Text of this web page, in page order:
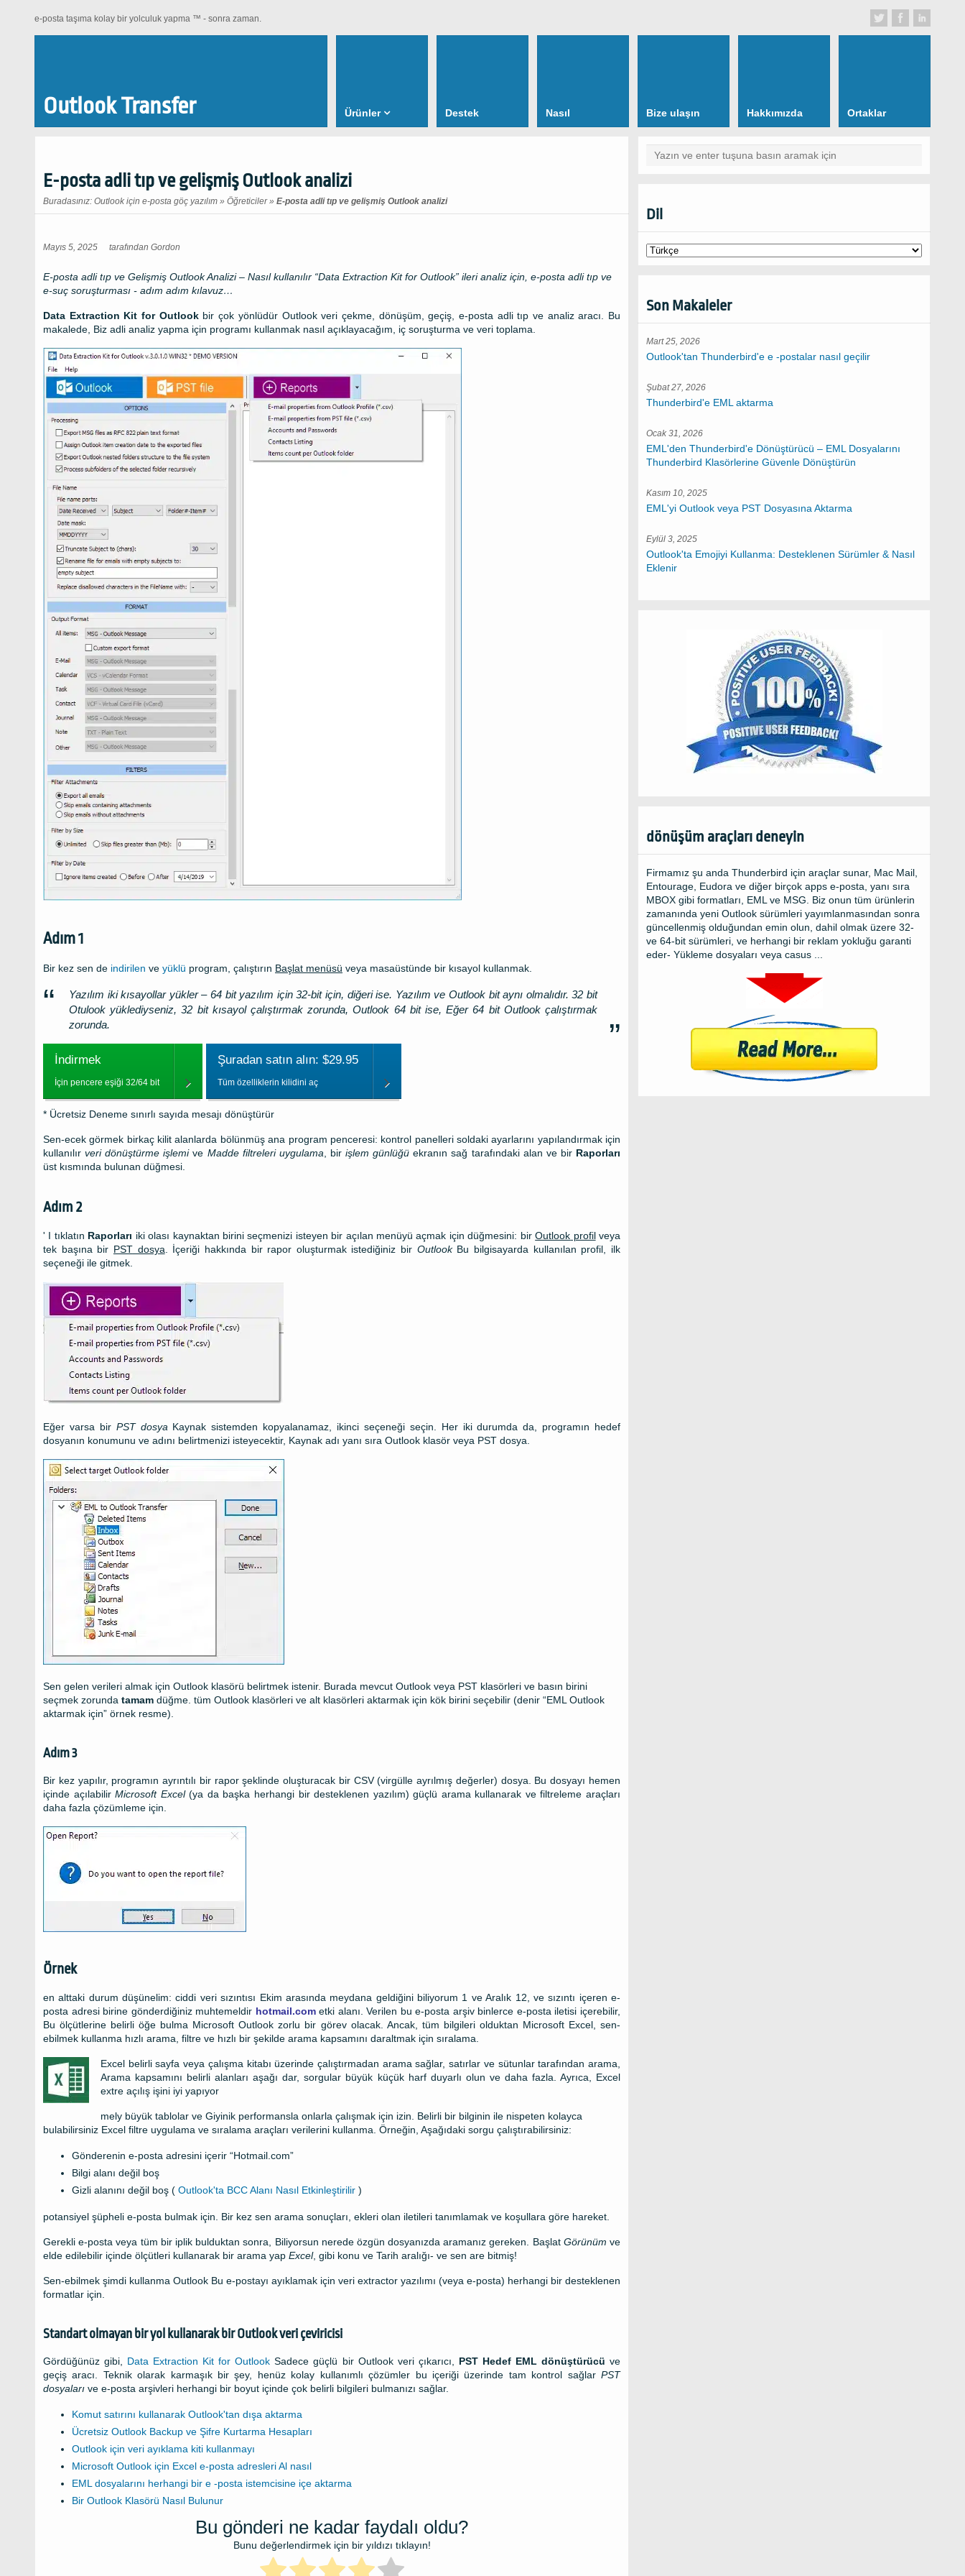
e-posta taşıma kolay bir yolculuk yapma ™ - sonra zaman.
Outlook Transfer Ürünler Destek Nasıl Bize ulaşın Hakkımızda Ortaklar
E-posta adli tıp ve gelişmiş Outlook analizi
Buradasınız: Outlook için e-posta göç yazılım » Öğreticiler» E-posta adli tıp ve gelişmiş Outlook analizi
Mayıs 5, 2025 tarafından Gordon
E-posta adli tıp ve Gelişmiş Outlook Analizi – Nasıl kullanılır “Data Extraction Kit for Outlook” ileri analiz için, e-posta adli tıp ve
e-suç soruşturması - adım adım kılavuz…
Data Extraction Kit for Outlookbir çok yönlüdür Outlookveri çekme, dönüşüm, geçiş, e-posta adli tıp ve analiz aracı. Bu
makalede, Biz adli analiz yapma için programı kullanmak nasıl açıklayacağım, iç soruşturma ve veri toplama.
Adım 1
Bir kez sen de indirilen ve yüklü program, çalıştırın Başlat menüsü veya masaüstünde bir kısayol kullanmak.
Yazılım iki kısayollar yükler – 64 bit yazılım için 32-bit için, diğeri ise. Yazılım ve Outlook bit aynı olmalıdır. 32 bit
Otulook yüklediyseniz, 32 bit kısayol çalıştırmak zorunda, Outlook 64 bit ise, Eğer 64 bit Outlook çalıştırmak
zorunda.
İndirmek
İçin pencere eşiği 32/64 bit
Şuradan satın alın: $29.95
Tüm özelliklerin kilidini aç
* Ücretsiz Deneme sınırlı sayıda mesajı dönüştürür
Sen-ecek görmek birkaç kilit alanlarda bölünmüş ana program penceresi: kontrol panelleri soldaki ayarlarını yapılandırmak için
kullanılırveri dönüştürme işlemive Madde filtreleri uygulama , birişlem günlüğü ekranın sağ tarafındaki alan ve bir Raporları
üst kısmında bulunan düğmesi.
Adım 2
' I tıklatın Raporları iki olası kaynaktan birini seçmenizi isteyen bir açılan menüyü açmak için düğmesini: birOutlook profilveya
tek başına bir PSTdosya . İçeriği hakkında bir rapor oluşturmak istediğiniz bir OutlookBu bilgisayarda kullanılan profil, ilk
seçeneği ile gitmek.
Eğer varsa bir PSTdosya Kaynak sistemden kopyalanamaz, ikinci seçeneği seçin. Her iki durumda da, programın hedef
dosyanın konumunu ve adını belirtmenizi isteyecektir, Kaynak adı yanı sıra Outlook klasör veya PST dosya.
Sen gelen verileri almak için Outlook klasörü belirtmek istenir. Burada mevcut Outlook veya PST klasörleri ve basın birini
seçmek zorunda tamam düğme. tüm Outlook klasörleri ve alt klasörleri aktarmak için kök birini seçebilir (denir “EML Outlook
aktarmak için” örnek resme).
Adım 3
Bir kez yapılır, programın ayrıntılı bir rapor şeklinde oluşturacak bir CSV(virgülle ayrılmış değerler) dosya. Bu dosyayı hemen
içinde açılabilirMicrosoft Excel(ya da başka herhangi bir desteklenen yazılım) güçlü arama kullanarak ve filtreleme araçları
daha fazla çözümleme için.
Örnek
en alttaki durum düşünelim: ciddi veri sızıntısı Ekim arasında meydana geldiğini biliyorum 1 ve Aralık 12, ve sızıntı içeren e-
posta adresi birine gönderdiğiniz muhtemeldir hotmail.cometki alanı. Verilen bu e-posta arşiv binlerce e-posta iletisi içerebilir,
Bu ölçütlerine belirli öğe bulma Microsoft Outlook zorlu bir görev olacak. Ancak, tüm bilgileri olduktan Microsoft Excel, sen-
ebilmek kullanma hızlı arama, filtre ve hızlı bir şekilde arama kapsamını daraltmak için sıralama.
Excel belirli sayfa veya çalışma kitabı üzerinde çalıştırmadan arama sağlar, satırlar ve sütunlar tarafından arama,
Arama kapsamını belirli alanları aşağı dar, sorgular büyük küçük harf duyarlı olun ve daha fazla. Ayrıca, Excel
extre açılış işini iyi yapıyor
mely büyük tablolar ve Giyinik performansla onlarla çalışmak için izin. Belirli bir bilginin ile nispeten kolayca
bulabilirsiniz Excel filtre uygulama ve sıralama araçları verilerini kullanma. Örneğin, Aşağıdaki sorgu çalıştırabilirsiniz:
Gönderenin e-posta adresini içerir “Hotmail.com”
Bilgi alanı değil boş
Gizli alanını değil boş ( Outlook'ta BCC Alanı Nasıl Etkinleştirilir )
potansiyel şüpheli e-posta bulmak için. Bir kez sen arama sonuçları, ekleri olan iletileri tanımlamak ve koşullara göre hareket.
Gerekli e-posta veya tüm bir iplik bulduktan sonra, Biliyorsun nerede özgün dosyanızda aramanız gereken. Başlat Görünüm ve
elde edilebilir içinde ölçütleri kullanarak bir arama yap Excel, gibi konu ve Tarih aralığı- ve sen are bitmiş!
Sen-ebilmek şimdi kullanma Outlook Bu e-postayı ayıklamak için veri extractor yazılımı (veya e-posta) herhangi bir desteklenen
formatlar için.
Standart olmayan bir yol kullanarak birOutlookveri çeviricisi
Gördüğünüz gibi, Data Extraction Kit for Outlook Sadece güçlü bir Outlookveri çıkarıcı, PSTHedef EML dönüştürücü ve
geçiş aracı. Teknik olarak karmaşık bir şey, henüz kolay kullanımlı çözümler bu içeriği üzerinde tam kontrol sağlar PST
dosyaları ve e-posta arşivleri herhangi bir boyut içinde çok belirli bilgileri bulmanızı sağlar.
Komut satırını kullanarak Outlook'tan dışa aktarma
Ücretsiz Outlook Backup ve Şifre Kurtarma Hesapları
Outlook için veri ayıklama kiti kullanmayı
Microsoft Outlook için Excel e-posta adresleri Al nasıl
EML dosyalarını herhangi bir e -posta istemcisine içe aktarma
Bir Outlook Klasörü Nasıl Bulunur
Bu gönderi ne kadar faydalı oldu?
Bunu değerlendirmek için bir yıldızı tıklayın!
Dil
Son Makaleler
Mart 25, 2026
Outlook'tan Thunderbird'e e -postalar nasıl geçilir
Şubat 27, 2026
Thunderbird'e EML aktarma
Ocak 31, 2026
EML'den Thunderbird'e Dönüştürücü – EML Dosyalarını
Thunderbird Klasörlerine Güvenle Dönüştürün
Kasım 10, 2025
EML'yi Outlook veya PST Dosyasına Aktarma
Eylül 3, 2025
Outlook'ta Emojiyi Kullanma: Desteklenen Sürümler & Nasıl
Eklenir
dönüşüm araçları deneyin
Firmamız şu anda Thunderbird için araçlar sunar, Mac Mail,
Entourage, Eudora ve diğer birçok apps e-posta, yanı sıra
MBOX gibi formatları, EML ve MSG. Biz onun tüm ürünlerin
zamanında yeni Outlook sürümleri yayımlanmasından sonra
güncellenmiş olduğundan emin olun, dahil olmak üzere 32-
ve 64-bit sürümleri, ve herhangi bir reklam yokluğu garanti
eder- Yükleme dosyaları veya casus ...